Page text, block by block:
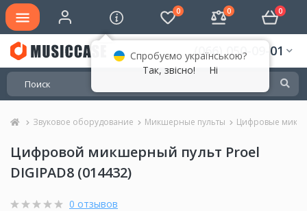
0 0 0
(066) 050-09-01
Звуковое оборудование Микшерные пульты Цифровые
Цифровой микшерный пульт Proel
DIGIPAD8 (014432)
0 отзывов
Спробуємо українською?
Так, звісно!
Ні